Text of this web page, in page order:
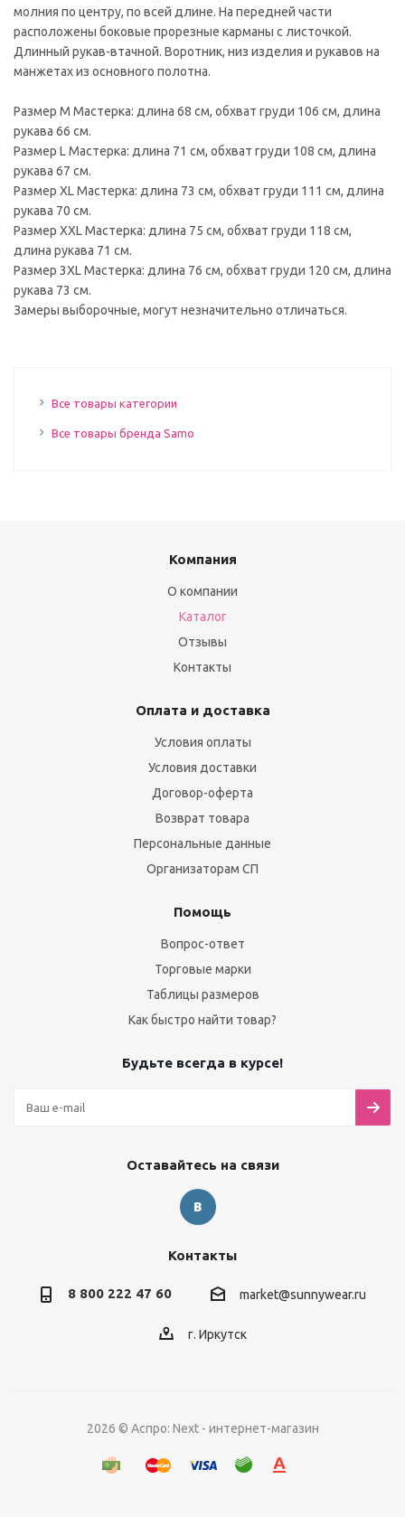
молния по центру, по всей длине. На передней части
расположены боковые прорезные карманы с листочкой.
Длинный рукав-втачной. Воротник, низ изделия и рукавов на
манжетах из основного полотна.
Размер M Мастерка: длина 68 см, обхват груди 106 см, длина
рукава 66 см.
Размер L Мастерка: длина 71 см, обхват груди 108 см, длина
рукава 67 см.
Размер ХL Мастерка: длина 73 см, обхват груди 111 см, длина
рукава 70 см.
Размер ХХL Мастерка: длина 75 см, обхват груди 118 см,
длина рукава 71 см.
Размер 3ХL Мастерка: длина 76 см, обхват груди 120 см, длина
рукава 73 см.
Замеры выборочные, могут незначительно отличаться.
Все товары категории
Все товары бренда Samo
Компания
О компании
Каталог
Отзывы
Контакты
Оплата и доставка
Условия оплаты
Условия доставки
Договор-оферта
Возврат товара
Персональные данные
Организаторам СП
Помощь
Вопрос-ответ
Торговые марки
Таблицы размеров
Как быстро найти товар?
Будьте всегда в курсе!
Оставайтесь на связи
Контакты
8 800 222 47 60 market@sunnywear.ru
г. Иркутск
2026 © Аспро: Next - интернет-магазин